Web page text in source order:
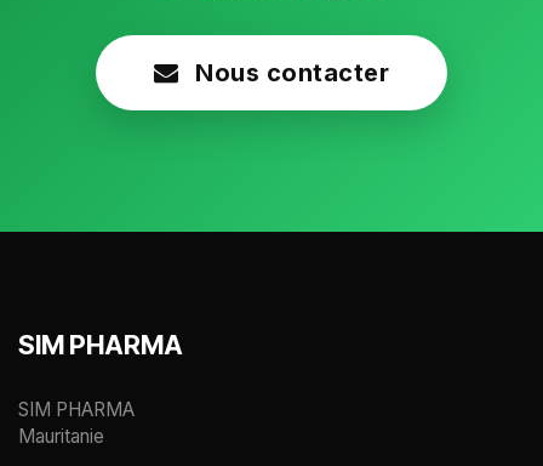
Nous contacter
SIM PHARMA
SIM PHARMA
Mauritanie